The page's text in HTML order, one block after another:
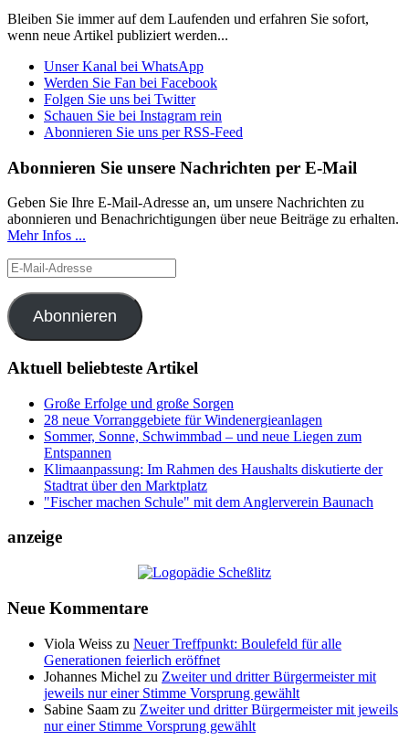
Bleiben Sie immer auf dem Laufenden und erfahren Sie sofort,
wenn neue Artikel publiziert werden...
Unser Kanal bei WhatsApp
Werden Sie Fan bei Facebook
Folgen Sie uns bei Twitter
Schauen Sie bei Instagram rein
Abonnieren Sie uns per RSS-Feed
Abonnieren Sie unsere Nachrichten per E-Mail
Geben Sie Ihre E-Mail-Adresse an, um unsere Nachrichten zu
abonnieren und Benachrichtigungen über neue Beiträge zu erhalten.
Mehr Infos ...
E-
Mail-
Adresse
Abonnieren
Aktuell beliebteste Artikel
Große Erfolge und große Sorgen
28 neue Vorranggebiete für Windenergieanlagen
Sommer, Sonne, Schwimmbad – und neue Liegen zum
Entspannen
Klimaanpassung: Im Rahmen des Haushalts diskutierte der
Stadtrat über den Marktplatz
"Fischer machen Schule" mit dem Anglerverein Baunach
anzeige
Neue Kommentare
Viola Weiss zu Neuer Treffpunkt: Boulefeld für alle
Generationen feierlich eröffnet
Johannes Michel zu Zweiter und dritter Bürgermeister mit
jeweils nur einer Stimme Vorsprung gewählt
Sabine Saam zu Zweiter und dritter Bürgermeister mit jeweils
nur einer Stimme Vorsprung gewählt